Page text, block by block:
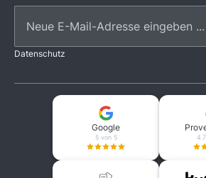
Datenschutz
Google
5 von 5